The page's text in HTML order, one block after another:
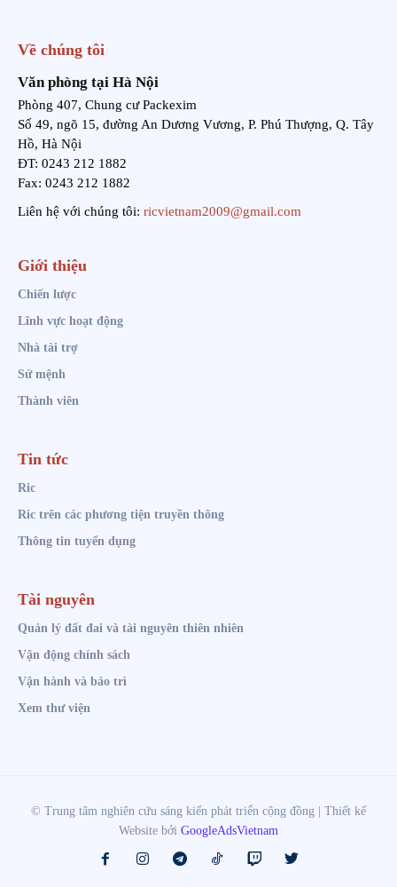
Về chúng tôi
Văn phòng tại Hà Nội
Phòng 407, Chung cư Packexim
Số 49, ngõ 15, đường An Dương Vương, P. Phú Thượng, Q. Tây
Hồ, Hà Nội
ĐT: 0243 212 1882
Fax: 0243 212 1882
Liên hệ với chúng tôi: ricvietnam2009@gmail.com
Giới thiệu
Chiến lược
Lĩnh vực hoạt động
Nhà tài trợ
Sứ mệnh
Thành viên
Tin tức
Ric
Ric trên các phương tiện truyền thông
Thông tin tuyển dụng
Tài nguyên
Quản lý đất đai và tài nguyên thiên nhiên
Vận động chính sách
Vận hành và bảo trì
Xem thư viện
© Trung tâm nghiên cứu sáng kiến phát triển cộng đồng | Thiết kế
Website bởi GoogleAdsVietnam